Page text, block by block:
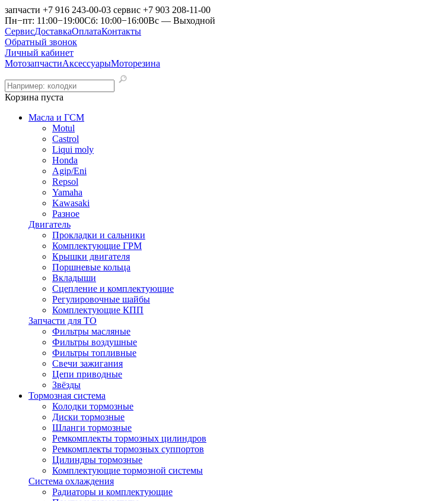
запчасти +7 916 243-00-03 сервис +7 903 208-11-00
Пн−пт: 11:00−19:00Сб: 10:00−16:00Вс — Выходной
СервисДоставкаОплатаКонтакты
Обратный звонок
Личный кабинет
МотозапчастиАксессуарыМоторезина
Корзина пуста
Масла и ГСМ
Motul
Castrol
Liqui moly
Honda
Agip/Eni
Repsol
Yamaha
Kawasaki
Разное
Двигатель
Прокладки и сальники
Комплектующие ГРМ
Крышки двигателя
Поршневые кольца
Вкладыши
Сцепление и комплектующие
Регулировочные шайбы
Комплектующие КПП
Запчасти для ТО
Фильтры масляные
Фильтры воздушные
Фильтры топливные
Свечи зажигания
Цепи приводные
Звёзды
Тормозная система
Колодки тормозные
Диски тормозные
Шланги тормозные
Ремкомплекты тормозных цилиндров
Ремкомплекты тормозных суппортов
Цилиндры тормозные
Комплектующие тормозной системы
Система охлаждения
Радиаторы и комплектующие